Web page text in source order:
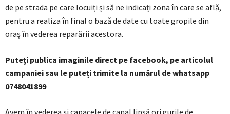
de pe strada pe care locuiți și să ne indicați zona în care se află,
pentru a realiza în final o bază de date cu toate gropile din
oraș în vederea reparării acestora.
Puteți publica imaginile direct pe facebook, pe articolul
campaniei sau le puteți trimite la numărul de whatsapp
0748041899